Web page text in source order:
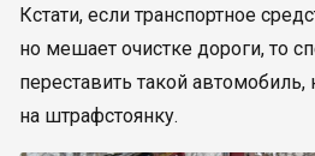
Кстати, если транспортное
но мешает очистке дороги, то
переставить такой
на штрафстоянку.